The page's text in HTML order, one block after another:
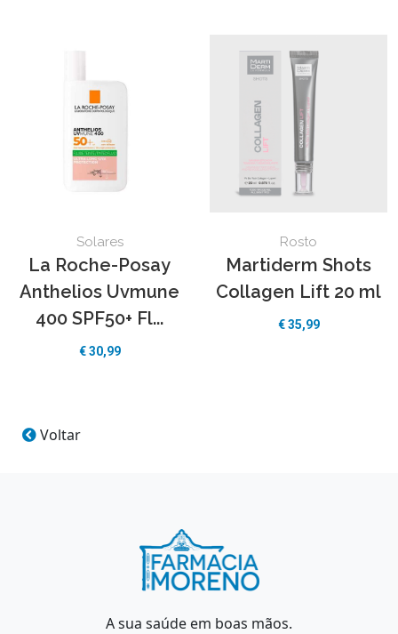
Solares
La Roche-Posay
Anthelios Uvmune
400 SPF50+ Fl...
€30,99
Rosto
Martiderm Shots
Collagen Lift 20 ml
€35,99
Voltar
A sua saúde em boas mãos.